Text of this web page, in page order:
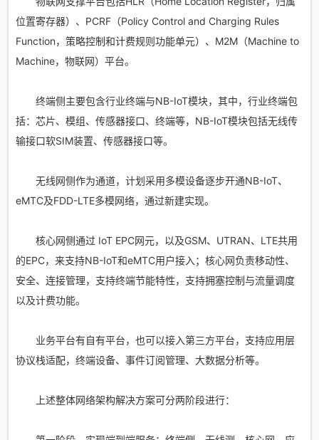
位置寄存器）、PCRF（Policy Control and Charging Rules
Function，策略控制和计费规则功能单元）、M2M（Machine to
Machine，物联网）平台。
终端侧主要包含行业终端与NB-IoT模块，其中，行业终端包
括：芯片、模组、传感器接口、终端等，NB-IoT模块包括无线传
输接口软SIM装置、传感器接口等。
无线网侧作为通道，计划采用多模设备逐步开通NB-IoT、
eMTC及FDD-LTE多模网络，通过新建实现。
核心网侧通过 IoT EPC网元，以及GSM、UTRAN、LTE共用
的EPC，来支持NB-IoT和eMTC用户接入；核心网负责移动性、
安全、连接管理，支持终端节能特性，支持拥塞控制与流量调度
以及计费功能。
业务平台有自有平台，也可以接入第三方平台，支持应用层
协议栈适配，终端设备、事件订阅管理、大数据分析等。
上述整体网络架构解决方案可分两阶段进行：